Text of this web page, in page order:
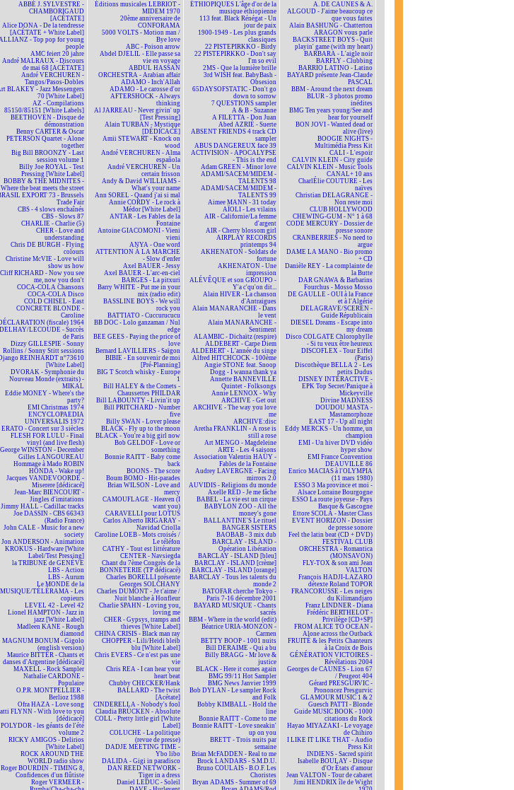
ABBÉ J. SYLVESTRE -
CHAMBORIGAUD
[ACÉTATE]
Alice DONA - De la tendresse
[ACÉTATE + White Label]
- Top pop for young
people
AMC feiert 20 jahre
André MALRAUX - Discours
de mai 68 [ACÉTATE]
André VERCHUREN -
Tangos/Pasos-Dobles
BLAKEY - Jazz Messengers
70 [White Label]
AZ - Compilations
85150/85151 [White Labels]
BEETHOVEN - Disque de
démonstration
Benny CARTER & Oscar
PETERSON Quartet - Alone
together
Big Bill BROONZY - Last
session volume 1
Billy Joe ROYAL - Test
Pressing [White Label]
BOBBY & THE MIDNITES -
Where the beat meets the street
EXPORT 73 - Brussels
Trade Fair
CBS - 4 slows enchaînés
CBS - Slows 87
CHARLIE - Charlie (5)
CHER - Love and
understanding
Chris DE BURGH - Flying
colours
Christine McVIE - Love will
show us how
Cliff RICHARD - Now you see
me, now you don't
COCA-COLA Chansons
COCA-COLA Disco
COLD CHISEL - East
CONCRETE BLONDE -
Caroline
(fiscale) 1964
DELHAY/LECOUDE - Succès
de Paris
Dizzy GILLESPIE - Sonny
Rollins / Sonny Stitt sessions
REINHARDT n°73610
[White Label]
DVORAK - Symphonie du
Nouveau Monde (extraits) -
MIKAL
Eddie MONEY - Where's the
party?
EMI Christmas 1974
ENCYCLOPAEDIA
UNIVERSALIS 1972
ERATO - Concert sur 3 siècles
FLESH FOR LULU - Final
vinyl (and live flesh)
George WINSTON - December
Gilles LANGOUREAU
Hommage à Mado ROBIN
HONDA - Wake up!
Jacques VANDEVOORDE -
Miserere [dédicacé]
Jean-Marc BIENCOURT -
Jingles d'imitations
Jimmy HALL - Cadillac tracks
Joe DASSIN - CBS 66343
(Radio France)
John CALE - Music for a new
society
Jon ANDERSON - Animation
KROKUS - Hardware [White
Label/Test Pressing]
la TRIBUNE de GENÈVE
LBS - Action
LBS - Aurum
Le MONDE de la
MUSIQUE/TÉLÉRAMA - Les
copieurs
LEVEL 42 - Level 42
Lionel HAMPTON - Jazz in
jazz [White Label]
Madleen KANE - Rough
diamond
MAGNUM BONUM - Gigolo
(english version)
Maurice BITTER - Chants et
danses d'Argentine [dédicacé]
MAXELL - Rock Sampler
Nathalie CARDONE -
Populaire
O.P.R. MONTPELLIER -
Berlioz 1988
Ofra HAZA - Love song
FLYNN - With love to you
[dédicacé]
POLYDOR - les géants de l'été
volume 2
RICKY AMIGOS - Delirios
[White Label]
ROCK AROUND THE
WORLD radio show
Roger BOURDIN - TIMING 8,
Confidences d'un flûtiste
Roger VERMEER -
Éditions musicales LEBRIOT -
MIDEM 1970
20ème anniversaire de
CONFORAMA
5000 VOLTS - Motion man /
Bye love
ABC - Poison arrow
Abdel DJELIL - Elle passe sa
vie en voyage
ABDUL HASSAN
ORCHESTRA - Arabian affair
ADAMO - Inch'Allah
ADAMO - Le carosse d'or
AFTERSHOCK - Always
thinking
Al JARREAU - Never givin' up
[Test Pressing]
Alain TURBAN - Mystique
[DÉDICACÉ]
Amii STEWART - Knock on
wood
André VERCHUREN - Alma
española
André VERCHUREN - Un
certain frisson
Andy & David WILLIAMS -
What's your name
Ann SOREL - Quand j'ai si mal
Annie CORDY - Le rock à
Médor [White Label]
ANTAR - Les Fables de la
Fontaine
Antoine GIACOMONI - Vieni
vieni
ANYA - One word
ATTENTION À LA MARCHE
- Slow d'enfer
Axel BAUER - Jessy
Axel BAUER - L'arc-en-ciel
BARGES - La pitxuri
Barry WHITE - Put me in your
mix (radio edit)
BASSLINE BOYS - We will
rock you
BATTIATO - Cuccurucucu
BB DOC - Lolo ganzaman / Nul
edge
BEE GEES - Paying the price of
love
Bernard LAVILLIERS - Saïgon
BIBIE - En souvenir de moi
[Pré-Planning]
BIG T Scotch whisky - Europe
1
Bill HALEY & the Comets -
Chaussettes PHILDAR
Bill LABOUNTY - Livin'it up
Bill PRITCHARD - Number
five
Billy SWAN - Lover please
BLACK - Fly up to the moon
BLACK - You're a big girl now
Bob GELDOF - Love or
something
Bonnie RAITT - Baby come
back
BOONS - The score
Boum BOMO - Hit-parades
Brian WILSON - Love and
mercy
CAMOUFLAGE - Heaven (I
want you)
CARAVELLI pour LOTUS
Carlos Alberto IRIGARAY -
Navidad Criolla
Caroline LOEB - Mots croisés /
Le téléfon
CATHY - Tout est littérature
CENTER - Navsiegda
Chant du 7ème Congrès de la
BONNETERIE (TP dédicacé)
Charles BORELLI présente
Georges SOLCHANY
Charles DUMONT - Je t'aime /
Nuit blanche à Honfleur
Charlie SPAHN - Loving you,
loving me
CHER - Gypsys, tramps and
thieves [White Label]
CHINA CRISIS - Black man ray
CHOPPER - Lili/Heidi bleib
blu [White Label]
Chris EVERS - Ce n'est pas une
vie
Chris REA - I can hear your
heart beat
Chubby CHECKER/Hank
BALLARD - The twist
[Acétate]
CINDERELLA - Nobody's fool
Claudia BRÜCKEN - Absolute
COLL - Pretty little girl [White
Label]
COLUCHE - La politique
(revue de presse)
DADJE MEETING TIME -
Ybo libo
DALIDA - Gigi in paradisco
DAN REED NETWORK -
Tiger in a dress
Daniel LEDUC - Soleil
ÉTHIOPIQUES L'âge d'or de la
musique éthiopienne
113 feat. Black Rénégat - Un
jour de paix
1900-1949 - Les plus grands
classiques
22 PISTEPIRKKO - Birdy
22 PISTEPIRKKO - Don't say
I'm so evil
2MS - Que la lumière brille
3rd WISH feat. BabyBash -
Obsesion
65DAYSOFSTATIC - Don't go
down to sorrow
7 QUESTIONS sampler
A & B - Suzanne
A FILETTA - Don Juan
Abed AZRIÉ - Suerte
ABSENT FRIENDS 4 track CD
sampler
ABUS DANGEREUX face 39
ACTIVISION - APOCALYPSE
- This is the end
Adam GREEN - Minor love
ADAMI/SACEM/MIDEM -
TALENTS 98
ADAMI/SACEM/MIDEM -
TALENTS 99
Aimee MANN - 31 today
AÏOLI - Les vilains
AIR - Californie/La femme
d'argent
AIR - Cherry blossom girl
AIRPLAY RECORDS
printemps 94
AKHENATON - Soldats de
fortune
AKHENATON - Une
impression
ALÉVÊQUE et son GROUPO -
Y'a c'qu'on dit...
Alain HIVER - La chanson
d'Antraigues
Alain MANARANCHE - Dans
le vent
Alain MANARANCHE -
Sentiment
ALAMBIC - Dichaïtz (respire)
ALDEBERT - Carpe Diem
ALDEBERT - L'année du singe
Alfred HITCHCOCK - 100ème
Angie STONE feat. Snoop
Dogg - I wanna thank ya
Annette BANNEVILLE
Quintet - Folksongs
Annie LENNOX - Why
ARCHIVE - Get out
ARCHIVE - The way you love
me
ARCHIVE:disc
Aretha FRANKLIN - A rose is
still a rose
Art MENGO - Magdeleine
ARTE - Les 4 saisons
Association Valentin HAÜY -
Fables de la Fontaine
Audrey LAVERGNE - Facing
mirrors 2.0
AUVIDIS - Religions du monde
Axelle RED - Je me fâche
BABEL - La vie est un cirque
BABYLON ZOO - All the
money's gone
BALLANTINE'S Le rituel
BANGER SISTERS
BAOBAB - 3 mix dub
BARCLAY - ISLAND -
Opération Libération
BARCLAY - ISLAND [bleu]
BARCLAY - ISLAND [crème]
BARCLAY - ISLAND [orange]
BARCLAY - Tous les talents du
monde 2
BATOFAR cherche Tokyo -
Paris 7-16 décembre 2001
BAYARD MUSIQUE - Chants
sacrés
BBM - Where in the world (edit)
Béatrice URIA-MONZON -
Carmen
BETTY BOOP - 1001 nuits
Bill DERAIME - Qui a bu
Billy BRAGG - Mr love &
justice
BLACK - Here it comes again
BMG 99/11 Hot Sampler
BMG News Janvier 1999
Bob DYLAN - Le sampler Rock
and Folk
Bobby KIMBALL - Hold the
line
Bonnie RAITT - Come to me
Bonnie RAITT - Love sneakin'
up on you
BRETT - Trois nuits par
semaine
Brian McFADDEN - Real to me
Brock LANDARS - S.M.D.U.
Bruno COULAIS - B.O.F. Les
Choristes
Bryan ADAMS - Summer of 69
A. DE CAUNES & A.
ALGOUD - J'aime beaucoup ce
que vous faites
Alain BASHUNG - Chatterton
ARAGON vous parle
BACKSTREET BOYS - Quit
playin' game (with my heart)
BARBARA - L'aigle noir
BARFLY - Clubbing
BARRIO LATINO - Latino
BAYARD présente Jean-Claude
PASCAL
BBM - Around the next dream
BLUR - 3 photos promo
inédites
BMG Ten years young/See and
hear for yourself
BON JOVI - Wanted dead or
alive (live)
BOOGIE NIGHTS -
Multimédia Press Kit
CALI - L'espoir
CALVIN KLEIN - City guide
CALVIN KLEIN - Music Tools
CANAL+ 10 ans
CharlÉlie COUTURE - Les
naïves
Christian DELAGRANGE -
Non reste moi
CLUB HOLLYWOOD
CHEWING-GUM - N° 1 à 68
CODE MERCURY - Dossier de
presse sonore
CRANBERRIES - No need to
argue
DAME LA MANO - Bio promo
+ CD
Danièle REY - La complainte de
la Butte
DAR GNAWA & Barbarins
Fourchus - Mosso Mosso
DE GAULLE - OUI à la France
et à l'Algérie
DELAGRAVE/SCEREN -
Guide Républicain
DIESEL Dreams - Escape into
my dream
Disco COLGATE Chlorophylle
- Si tu veux être heureux
DISCOFLEX - Tour Eiffel
(Paris)
Discothèque BELLA 2 - Les
petits Dudus
DISNEY INTERACTIVE -
EPK Top Secret/Panique à
Mickeyville
Divine MADNESS
DOUDOU MASTA -
Mastamorphoze
EAST 17 - Up all night
Eddy MERCKS - Un homme, un
champion
EMI - Un hiver DVD vidéo
hyper show
EMI France Convention
DEAUVILLE 86
Enrico MACIAS à l'OLYMPIA
(11 mars 1980)
ESSO 3 Ma province et moi -
Alsace Lorraine Bourgogne
ESSO La route joyeuse - Pays
Basque & Gascogne
Ettore SCOLA - Master Class
EVENT HORIZON - Dossier
de presse sonore
Feel the latin beat (CD + DVD)
FESTIVAL CLUB
ORCHESTRA - Romantica
(MONSAVON)
FLY-TOX & son ami Jean
VALTON
François HADJI-LAZARO
détexte Roland TOPOR
FRANCORUSSE - Les neiges
du Kilimandjaro
Franz LINDNER - Diana
Frédéric BERTHELOT -
Privilège [CD+SP]
FROM ALICE TO OCEAN -
Alone across the Outback
FRUITÉ & les Petits Chanteurs
à la Croix de Bois
GÉNÉRATION VICTOIRES -
Révélations 2004
Georges de CAUNES - Lion 67
/ Peugeot 404
Gérard PRESGURVIC -
Prononcez Presgurvic
GLAMOUR MUSIC 1 & 2
Guesch PATTI - Blonde
Guide MUSIC BOOK - 1000
citations du Rock
Hayao MIYAZAKI - Le voyage
de Chihiro
I LIKE IT LIKE THAT - Audio
Press Kit
INDIENS - Sacred spirit
Isabelle BOULAY - Disque
d'Or États d'amour
Jean VALTON - Tour de cabaret
Jimi HENDRIX île de Wight